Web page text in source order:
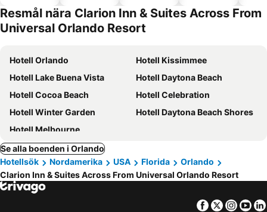
Resmål nära Clarion Inn & Suites Across From
Universal Orlando Resort
Hotell Orlando
Hotell Kissimmee
Hotell Lake Buena Vista
Hotell Daytona Beach
Hotell Cocoa Beach
Hotell Celebration
Hotell Winter Garden
Hotell Daytona Beach Shores
Hotell Melbourne
Se alla boenden i Orlando
Hotellsök
Nordamerika USA Florida
Orlando
Clarion Inn & Suites Across From Universal Orlando Resort
Facebook
Twitter